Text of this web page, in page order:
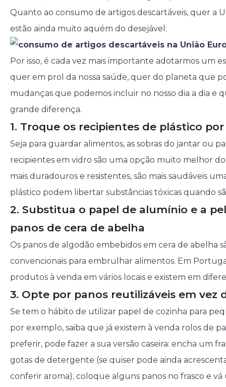
Quanto ao consumo de artigos descartáveis, quer a
estão ainda muito aquém do desejável:
Por isso, é cada vez mais importante adotarmos um
quer em prol da nossa saúde, quer do planeta que
mudanças que podemos incluir no nosso dia a dia e
grande diferença.
1. Troque os recipientes de plástico
Seja para guardar alimentos, as sobras do jantar ou
recipientes em vidro são uma opção muito melhor
mais duradouros e resistentes, são mais saudáveis
plástico podem libertar substâncias tóxicas quando
2. Substitua o papel de alumínio e a
panos de cera de abelha
Os panos de algodão embebidos em cera de abelha
convencionais para embrulhar alimentos. Em
produtos à venda em vários locais e existem em
3. Opte por panos reutilizáveis em vez
Se tem o hábito de utilizar papel de cozinha para
por exemplo, saiba que já existem à venda rolos de
preferir, pode fazer a sua versão caseira: encha um
gotas de detergente (se quiser pode ainda
conferir aroma); coloque alguns panos no frasco e